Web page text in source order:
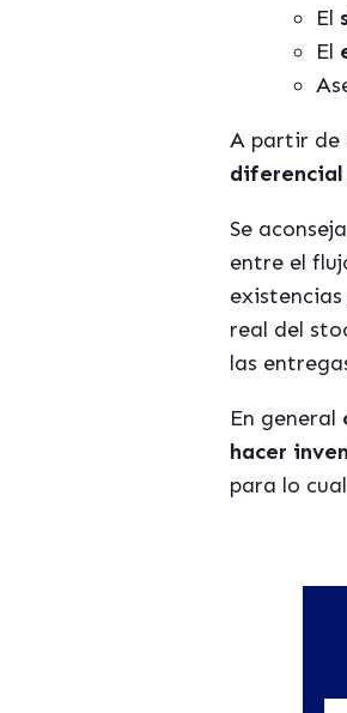
El
El
A partir de
diferencial
Se
entre el
real del
las
En general
hacer
para lo